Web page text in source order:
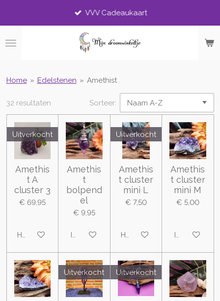
de
VVV Cadeaukaart
Home » Edelstenen » Amethist
32 resultaten Sorteer:
Uitverkocht
Amethis
t A
cluster 3
€ 69,95
Houd mij op de hoogte
Amethis
t
bolpend
el
€ 9,95
In winkelwagen
Uitverkocht
Amethis
t cluster
mini L
€ 7,50
Houd mij op de hoogte
Amethis
t cluster
mini M
€ 5,00
In
Uitverkocht Uitverkocht